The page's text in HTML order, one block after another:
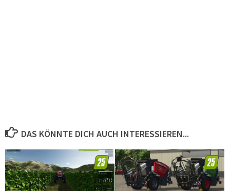
DAS KÖNNTE DICH AUCH INTERESSIEREN...